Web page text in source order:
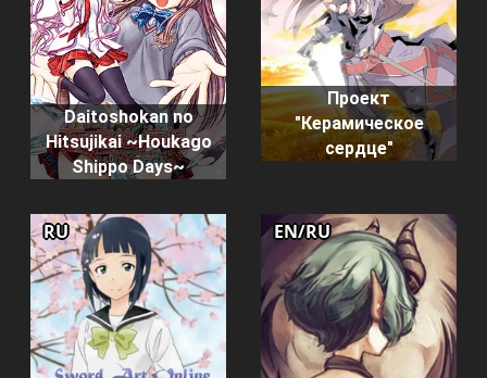
Daitoshokan no
Hitsujikai ~Houkago
Shippo Days~
Проект
"Керамическое
сердце"
RU EN/RU